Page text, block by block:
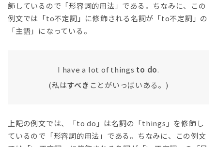
飾しているので「形容詞的用法」である。ちなみに、この
例文では「to不定詞」に修飾される名詞が「to不定詞」の
「主語」になっている。
I have a lot of things to do.
(私はすべき ことがいっぱいある。)
上記の例文では、「to do」は名詞の「things」を修飾し
ているので「形容詞的用法」である。ちなみに、この例文